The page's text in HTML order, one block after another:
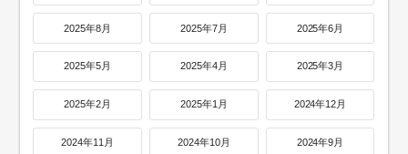
2025年8月 2025年7月 2025年6月
2025年5月 2025年4月 2025年3月
2025年2月 2025年1月 2024年12月
2024年11月 2024年10月 2024年9月